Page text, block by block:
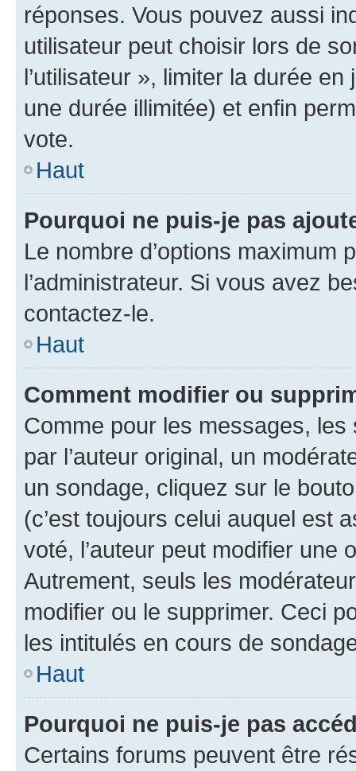
réponses. Vous pouvez aussi
utilisateur peut choisir lors de
l’utilisateur », limiter la durée
une durée illimitée) et enfin
vote.
Haut
Pourquoi ne puis-je pas
Le nombre d’options maximum
l’administrateur. Si vous avez
contactez-le.
Haut
Comment modifier ou
Comme pour les messages,
par l’auteur original, un
un sondage, cliquez sur le
(c’est toujours celui auquel est
voté, l’auteur peut modifier une
Autrement, seuls les
modifier ou le supprimer. Ceci
les intitulés en cours de
Haut
Pourquoi ne puis-je pas
Certains forums peuvent être